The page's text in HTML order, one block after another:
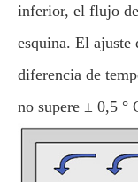
inferior, el flujo
esquina. El
diferencia de
no supere ± 0,5 °